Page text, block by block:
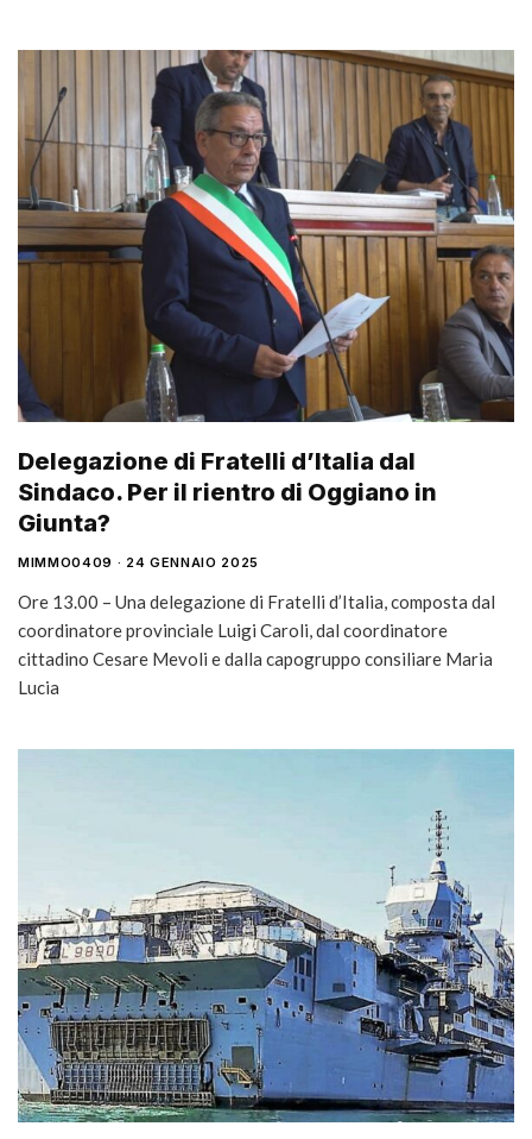
Delegazione di Fratelli d’Italia dal
Sindaco. Per il rientro di Oggiano in
Giunta?
MIMMO0409 24 GENNAIO 2025
Ore 13.00 – Una delegazione di Fratelli d’Italia, composta dal
coordinatore provinciale Luigi Caroli, dal coordinatore
cittadino Cesare Mevoli e dalla capogruppo consiliare Maria
Lucia